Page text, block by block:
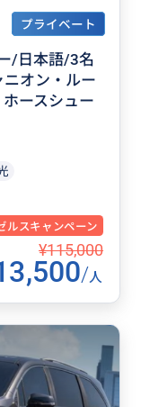
プライベート
/日本語/3名
オン・ルー
ースシュー
ルスキャンペーン
¥115,000
/人